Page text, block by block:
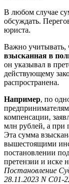
В любом случае
обсуждать.
юриста.
Важно учитывать,
взысканная в
он указывал в
действующему
распространена.
Например, по
компенсации,
млн рублей, а при
Эта сумма
вышестоящими
постановлении
претензии и иске
Постановление
28.11.2023 N С01-